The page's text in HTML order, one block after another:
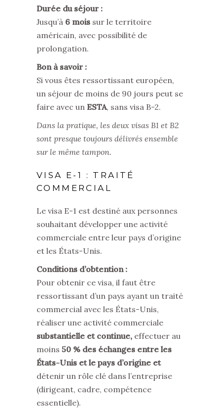
Durée du séjour :
Jusqu’à 6 mois sur le territoire
américain, avec possibilité de
prolongation.
Bon à savoir :
Si vous êtes ressortissant européen,
un séjour de moins de 90 jours peut se
faire avec un ESTA, sans visa B-2.
Dans la pratique, les deux visas B1 et B2
sont presque toujours délivrés ensemble
sur le même tampon.
VISA E-1 : TRAITÉ
COMMERCIAL
Le visa E-1 est destiné aux personnes
souhaitant développer une activité
commerciale entre leur pays d’origine
et les États-Unis.
Conditions d’obtention :
Pour obtenir ce visa, il faut être
ressortissant d’un pays ayant un traité
commercial avec les États-Unis,
réaliser une activité commerciale
substantielle et continue, effectuer au
moins 50 % des échanges entre les
États-Unis et le pays d’origine et
détenir un rôle clé dans l’entreprise
(dirigeant, cadre, compétence
essentielle).